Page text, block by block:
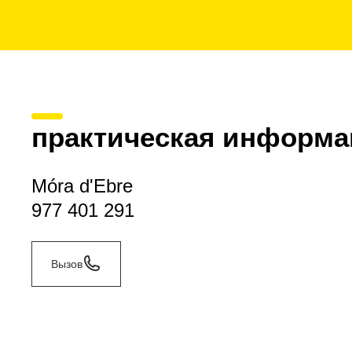
практическая
Móra d'Ebre
977 401 291
Вызов